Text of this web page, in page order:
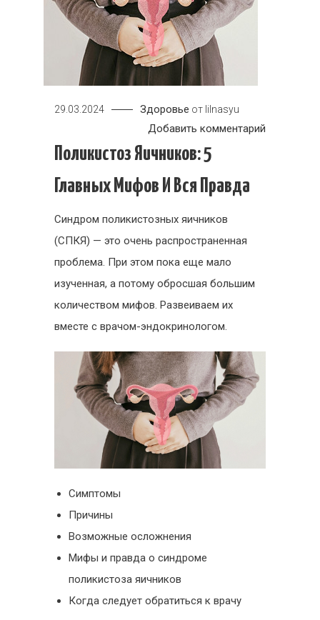
29.03.2024 Здоровье от lilnasyu
Добавить комментарий
Поликистоз Яичников: 5
Главных Мифов И Вся Правда
Синдром поликистозных яичников
(СПКЯ) — это очень распространенная
проблема. При этом пока еще мало
изученная, а потому обросшая большим
количеством мифов. Развеиваем их
вместе с врачом-эндокринологом.
Симптомы
Причины
Возможные осложнения
Мифы и правда о синдроме
поликистоза яичников
Когда следует обратиться к врачу